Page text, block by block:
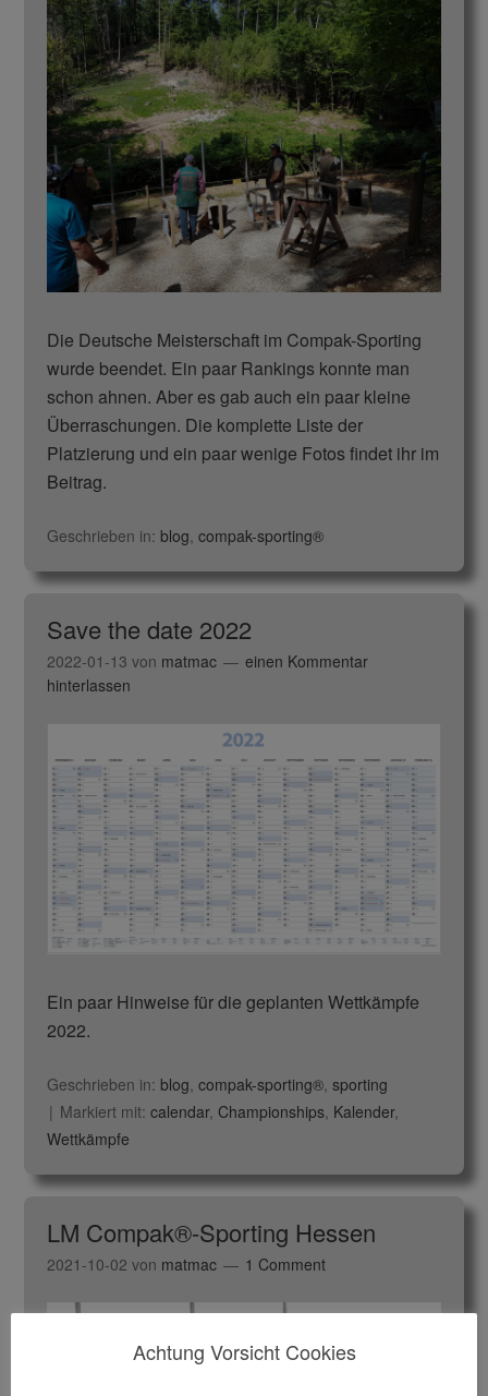
Die Deutsche Meisterschaft im Compak-Sporting
wurde beendet. Ein paar Rankings konnte man
schon ahnen. Aber es gab auch ein paar kleine
Überraschungen. Die komplette Liste der
Platzierung und ein paar wenige Fotos findet ihr im
Beitrag.
Geschrieben in: blog compak-sporting®
Save the date 2022
2022-01-13 von matmac
einen Kommentar
hinterlassen
Ein paar Hinweise für die geplanten Wettkämpfe
2022.
Geschrieben in: blog, compak-sporting®, sporting
Markiert mit: calendar, Championships, Kalender,
Wettkämpfe
LM Compak®-Sporting Hessen
2021-10-02 von matmac 1 Comment
Achtung Vorsicht Cookies